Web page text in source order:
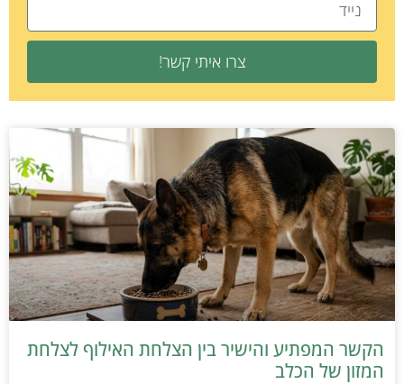
צרו איתי קשר!
הקשר המפתיע והישיר בין הצלחת האילוף לצלחת
המזון של הכלב